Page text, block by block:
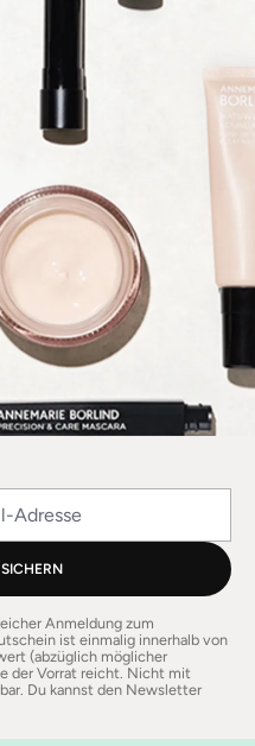
Anmeldung zum
ist einmalig innerhalb von
(abzüglich möglicher
der Vorrat reicht. Nicht mit
Du kannst den Newsletter